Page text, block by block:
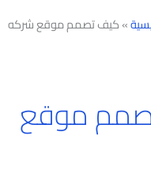
»كيف تصمم موقع شركه
موقع